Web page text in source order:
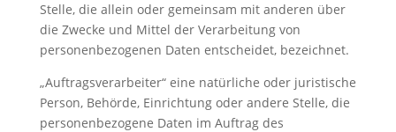
Stelle, die allein oder gemeinsam mit anderen über
die Zwecke und Mittel der Verarbeitung von
personenbezogenen Daten entscheidet, bezeichnet.
„Auftragsverarbeiter“ eine natürliche oder juristische
Person, Behörde, Einrichtung oder andere Stelle, die
personenbezogene Daten im Auftrag des